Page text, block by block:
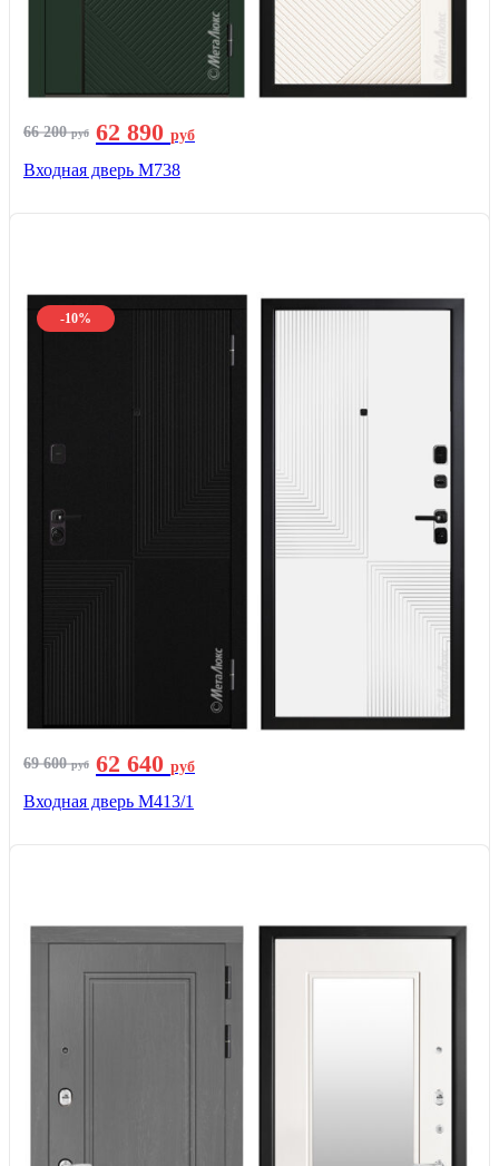
66 200руб 62 890 руб
Входная дверь М738
-10%
69 600руб 62 640 руб
Входная дверь М413/1